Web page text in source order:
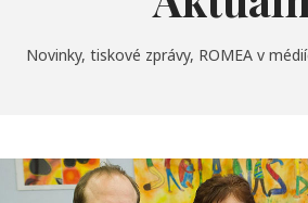
Novinky, tiskové zprávy, ROMEA v